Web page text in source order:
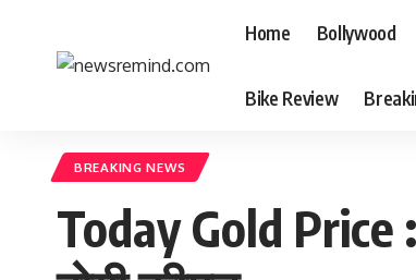
Home Bollywood
Bike Review
BREAKING NEWS
Today Gold Price :